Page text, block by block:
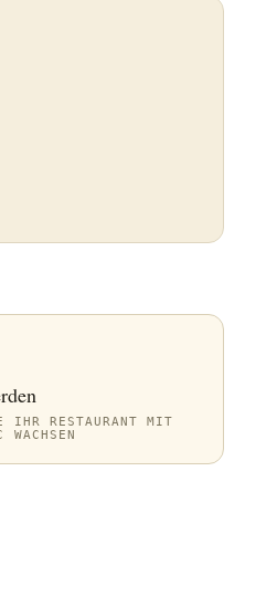
IHR RESTAURANT MIT